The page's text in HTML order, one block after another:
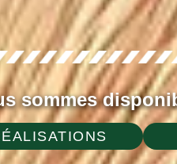
sommes